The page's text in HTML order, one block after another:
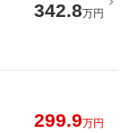
342.8万円
299.9万円